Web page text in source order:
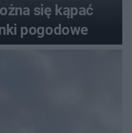
się kąpać
pogodowe